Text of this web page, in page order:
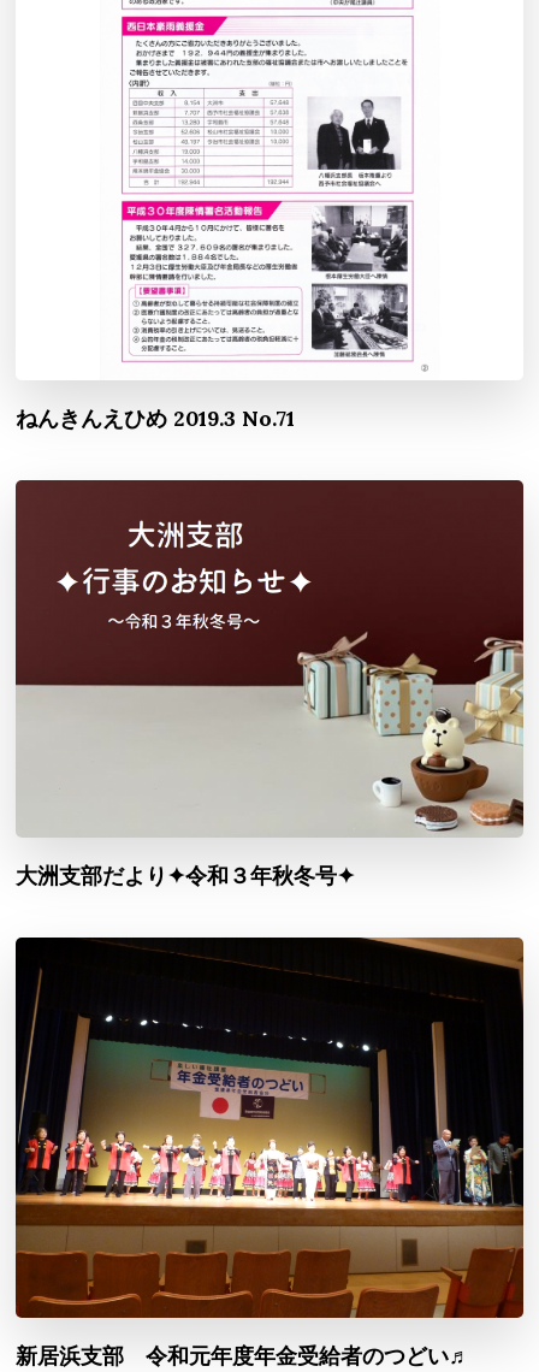
ねんきんえひめ 2019.3 No.71
大洲支部だより✦令和３年秋冬号✦
新居浜支部 令和元年度年金受給者のつどい♬